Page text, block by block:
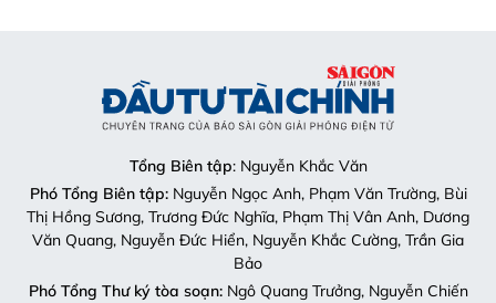
Tổng Biên tập: Nguyễn Khắc Văn
Phó Tổng Biên tập:Nguyễn Ngọc Anh, Phạm Văn Trường, Bùi
Thị Hồng Sương, Trương Đức Nghĩa, Phạm Thị Vân Anh, Dương
Văn Quang, Nguyễn Đức Hiển, Nguyễn Khắc Cường, Trần Gia
Bảo
Phó Tổng Thư ký tòa soạn:Ngô Quang Trưởng, Nguyễn Chiến